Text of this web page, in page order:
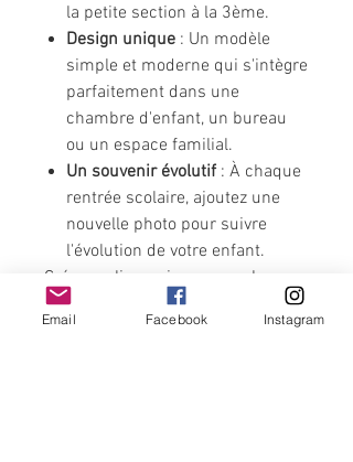
la petite section à la 3ème.
Design unique : Un modèle
simple et moderne qui s'intègre
parfaitement dans une
chambre d'enfant, un bureau
ou un espace familial.
Un souvenir évolutif : À chaque
rentrée scolaire, ajoutez une
nouvelle photo pour suivre
l'évolution de votre enfant.
Créez un lien unique avec chaque
étape de la vie scolaire de votre
enfant grâce à cette plaque de
Email Facebook Instagram